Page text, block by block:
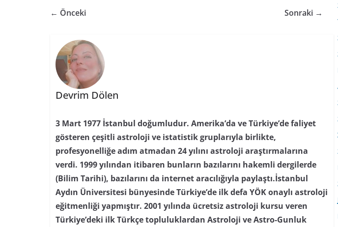
← Önceki Sonraki →
Devrim Dölen
3 Mart 1977 İstanbul doğumludur. Amerika’da ve Türkiye’de faliyet
gösteren çeşitli astroloji ve istatistik gruplarıyla birlikte,
profesyonelliğe adım atmadan 24 yılını astroloji araştırmalarına
verdi. 1999 yılından itibaren bunların bazılarını hakemli dergilerde
(Bilim Tarihi), bazılarını da internet aracılığıyla paylaştı.İstanbul
Aydın Üniversitesi bünyesinde Türkiye’de ilk defa YÖK onaylı astroloji
eğitmenliği yapmıştır. 2001 yılında ücretsiz astroloji kursu veren
Türkiye’deki ilk Türkçe topluluklardan Astroloji ve Astro-Gunluk